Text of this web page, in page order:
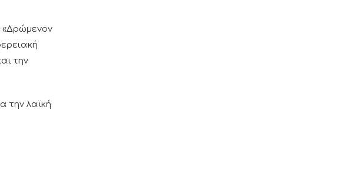
«Δρώμενον
την
την λαϊκή